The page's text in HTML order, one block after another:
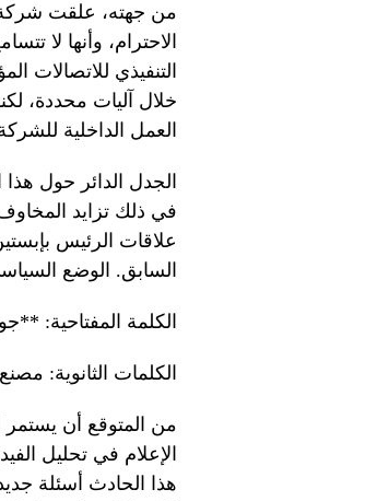
من جهته، علقت شركة
الاحترام، وأنها لا
التنفيذي
خلال آليات محددة،
العمل الداخلية
الجدل الدائر حول
في ذلك تزايد
علاقات الرئيس
السابق. الوضع
الكلمة المفتاحية:
الكلمات الثانوية:
من المتوقع أن يستمر
الإعلام في تحليل
هذا الحادث أسئلة